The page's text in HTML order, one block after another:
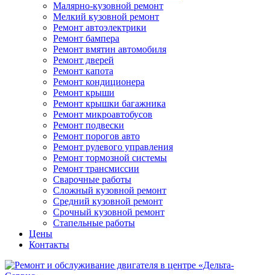
Малярно-кузовной ремонт
Мелкий кузовной ремонт
Ремонт автоэлектрики
Ремонт бампера
Ремонт вмятин автомобиля
Ремонт дверей
Ремонт капота
Ремонт кондиционера
Ремонт крыши
Ремонт крышки багажника
Ремонт микроавтобусов
Ремонт подвески
Ремонт порогов авто
Ремонт рулевого управления
Ремонт тормозной системы
Ремонт трансмиссии
Сварочные работы
Сложный кузовной ремонт
Средний кузовной ремонт
Срочный кузовной ремонт
Стапельные работы
Цены
Контакты